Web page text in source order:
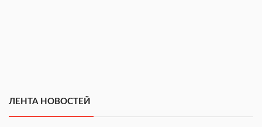
ЛЕНТА НОВОСТЕЙ